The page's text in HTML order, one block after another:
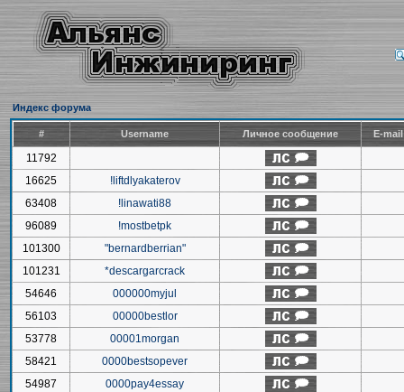
Индекс форума
# Username Личное сообщение E-
11792
16625
!liftdlyakaterov
63408
!linawati88
96089
!mostbetpk
101300
"bernardberrian"
101231
*descargarcrack
54646
000000myjul
56103
00000bestlor
53778
00001morgan
58421
0000bestsopever
54987
0000pay4essay